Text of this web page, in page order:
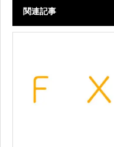
関連記事